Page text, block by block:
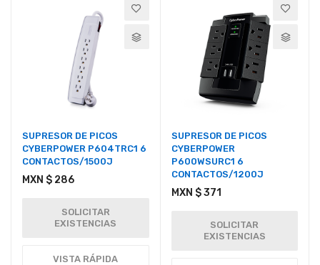
SUPRESOR DE PICOS
CYBERPOWER P604TRC1 6
CONTACTOS/1500J
MXN $ 286
SOLICITAR
EXISTENCIAS
VISTA RÁPIDA
SUPRESOR DE PICOS
CYBERPOWER
P600WSURC1 6
CONTACTOS/1200J
MXN $ 371
SOLICITAR
EXISTENCIAS